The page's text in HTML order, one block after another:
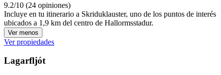
9.2/10 (24 opiniones)
Incluye en tu itinerario a Skriduklauster, uno de los puntos de interés
ubicados a 1,9 km del centro de Hallormsstadur.
Ver menos
Ver propiedades
Lagarfljót